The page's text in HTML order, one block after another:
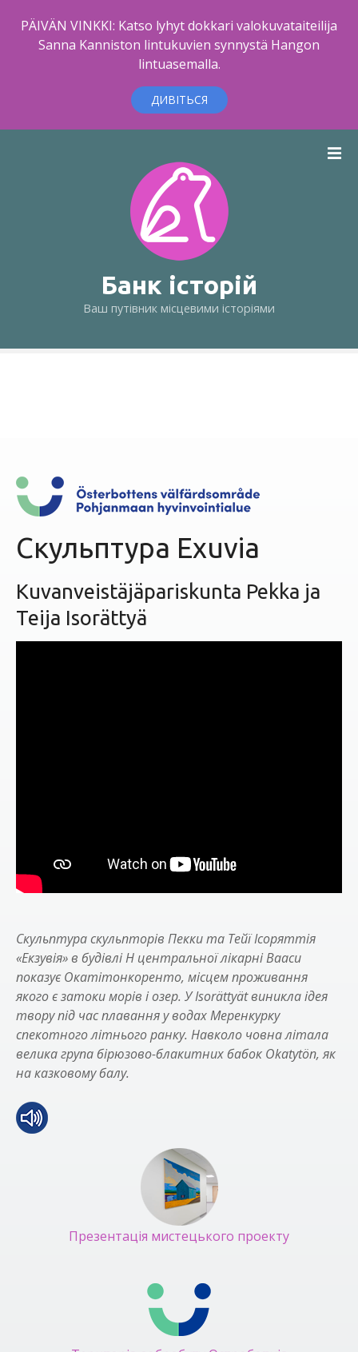
PÄIVÄN VINKKI: Katso lyhyt dokkari valokuvataiteilija
Sanna Kanniston lintukuvien synnystä Hangon
lintuasemalla.
ДИВІТЬСЯ
і
Банк історій
Ваш путівник місцевими історіями
Скульптура Exuvia
Kuvanveistäjäpariskunta Pekka ja
Teija Isorättyä
Скульптура скульпторів Пекки та Тейї Ісоряттія
«Екзувія» в будівлі H центральної лікарні Вааси
показує Окатітонкоренто, місцем проживання
якого є затоки морів і озер. У Isorättyät виникла ідея
твору під час плавання у водах Меренкурку
спекотного літнього ранку. Навколо човна літала
велика група бірюзово-блакитних бабок Okatytön, як
на казковому балу.
Презентація мистецького проекту